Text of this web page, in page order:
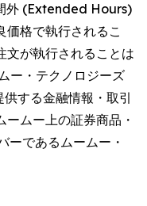
外 (Extended Hours)
価格で執行されるこ
文が執行されることは
ー・テクノロジーズ
する金融情報・取引
ムー上の証券商品・
であるムームー・